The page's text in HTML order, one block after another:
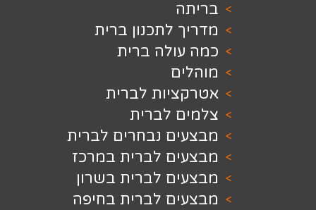
לתכנון ברית
נבחרים לברית
לברית במרכז
לברית בשרון
לברית בחיפה